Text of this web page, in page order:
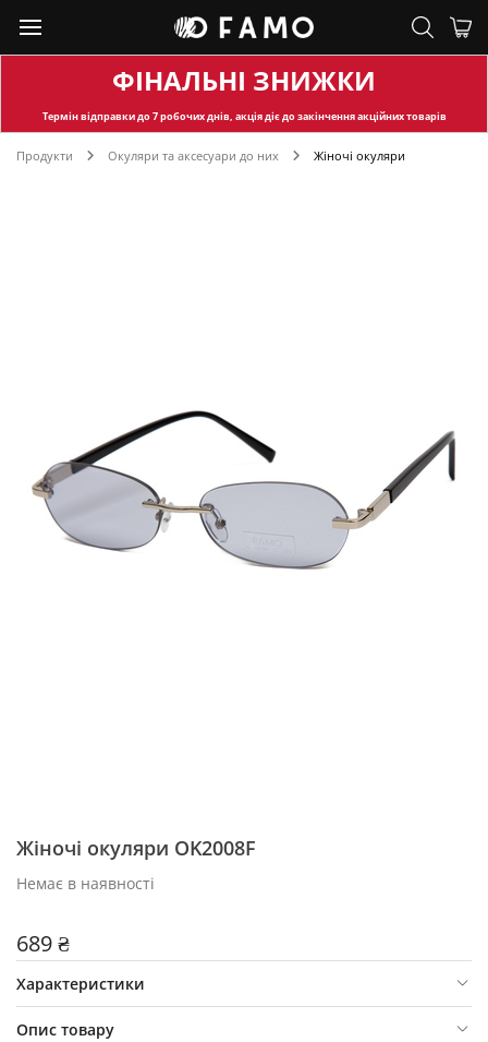
ФІНАЛЬНІ ЗНИЖКИ
Термін відправкидо 7 робочих днів, акція діє до закінчення акційних товарів
Продукти Окуляри та аксесуари до них Жіночі окуляри
Жіночі окуляри OK2008F
Немає в наявності
689 ₴
Характеристики
Опис товару